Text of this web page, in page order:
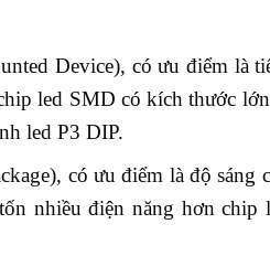
Device), có ưu điểm là
led SMD có kích thước
led P3 DIP.
có ưu điểm là độ sáng
nhiều điện năng hơn chip